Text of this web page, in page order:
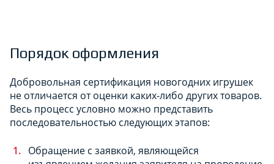
Порядок оформления
Добровольная сертификация новогодних игрушек
не отличается от оценки каких-либо других товаров.
Весь процесс условно можно представить
последовательностью следующих этапов:
Обращение с заявкой, являющейся